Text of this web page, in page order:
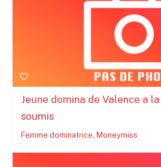
Jeune domina de Valence a
soumis
Femme dominatrice, Moneymiss